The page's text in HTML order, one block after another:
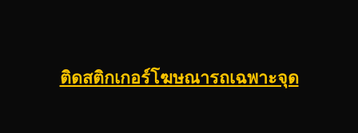
ติดสติกเกอร์โฆษณารถเฉพาะจุด